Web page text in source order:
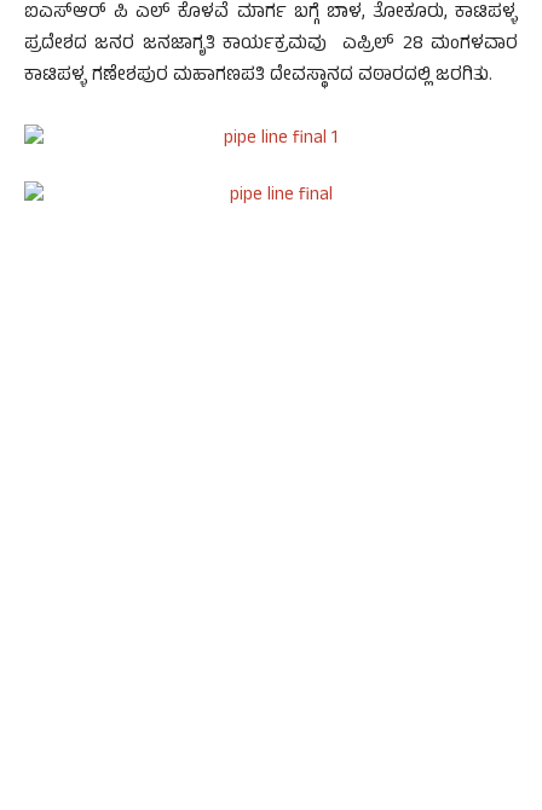
ಐಎಸ್ಆರ್ ಪಿ ಎಲ್ ಕೊಳವೆ ಮಾರ್ಗ ಬಗ್ಗೆ ಬಾಳ, ತೋಕೂರು, ಕಾಟಿಪಳ್ಳ
ಪ್ರದೇಶದ ಜನರ ಜನಜಾಗೃತಿ ಕಾರ್ಯಕ್ರಮವು ಎಪ್ರಿಲ್ 28 ಮಂಗಳವಾರ
ಕಾಟಿಪಳ್ಳ ಗಣೇಶಪುರ ಮಹಾಗಣಪತಿ ದೇವಸ್ಥಾನದ ವಠಾರದಲ್ಲಿ ಜರಗಿತು.